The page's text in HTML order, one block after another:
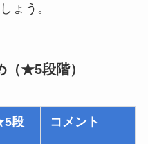
ょう。
（★5段階）
段
コメント